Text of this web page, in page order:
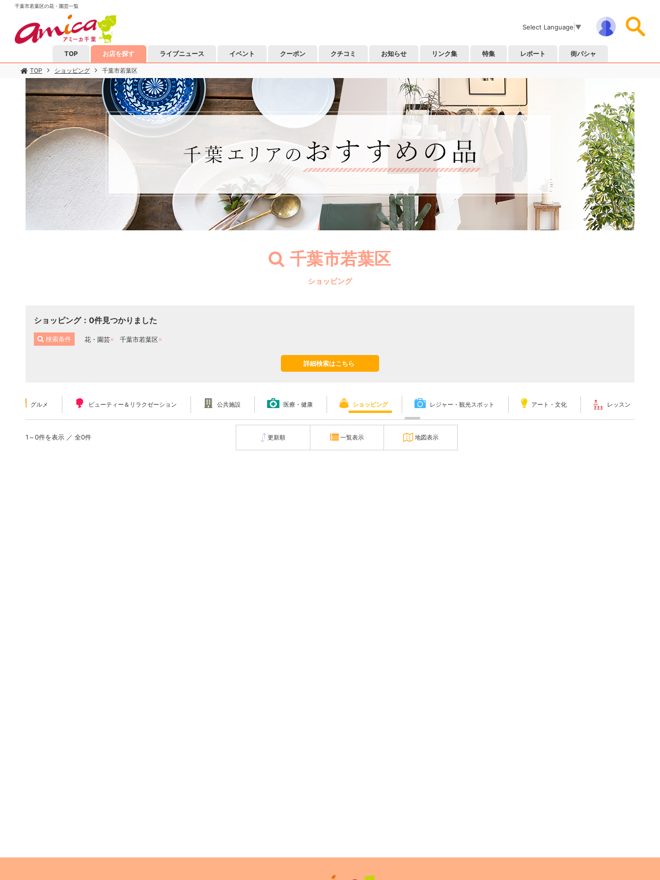
千葉市若葉区の花・園芸一覧
Select Language ▼
TOP お店を探す ライブニュース イベント クーポン クチコミ お知らせ リンク集 特集 レポート 街パシャ
TOP ショッピング 千葉市若葉区
千葉市若葉区
ショッピング
ショッピング： 0件見つかりました
検索条件 花・園芸 千葉市若葉区
詳細検索はこちら
グルメ ビューティー＆リラクゼーション 公共施設 医療・健康 ショッピング レジャー・観光スポット アート・文化 レッスン
1～0件を表示 ／ 全0件 更新順 一覧表示 地図表示